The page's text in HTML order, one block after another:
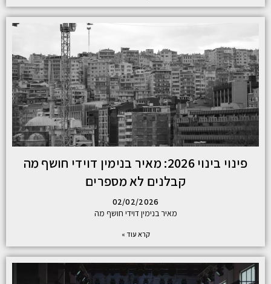
פינוי בינוי 2026: מאיר בנימין דוידי חושף מה
קבלנים לא מספרים
02/02/2026
מאיר בנימין דוידי חושף מה
קרא עוד »